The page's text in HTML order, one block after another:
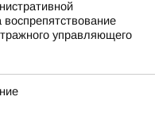
воспрепятствование
управляющего